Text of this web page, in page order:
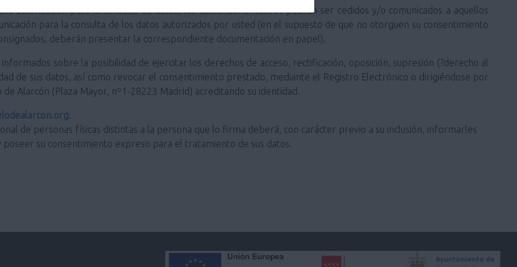
autorización para la consulta de datos, los datos identificativos podrán ser cedidos y/o comunicados a aquellos
para la consulta de los datos autorizados por usted (en el supuesto de que no otorguen su consentimiento
deberán presentar la correspondiente documentación en papel).
sobre la posibilidad de ejercitar los derechos de acceso, rectificación, oposición, supresión (?derecho al
de sus datos, así como revocar el consentimiento prestado, mediante el Registro Electrónico o dirigiéndose por
Alarcón (Plaza Mayor, nº1-28223 Madrid) acreditando su identidad.
.
de personas físicas distintas a la persona que lo firma deberá, con carácter previo a su inclusión, informarles
su consentimiento expreso para el tratamiento de sus datos.